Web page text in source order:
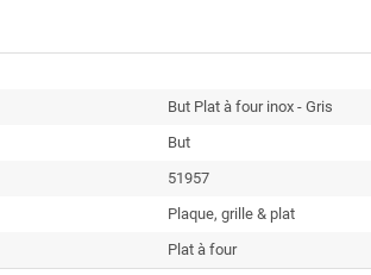
But Plat à four inox - Gris
But
51957
Plaque, grille & plat
Plat à four